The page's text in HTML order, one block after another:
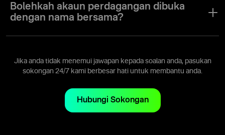
akaun perdagangan dalam talian dengan Olymptrade.
Bolehkah akaun perdagangan dibuka
dengan nama bersama?
Jika anda tidak menemui jawapan kepada soalan anda, pasukan
sokongan 24/7 kami berbesar hati untuk membantu anda.
Hubungi Sokongan